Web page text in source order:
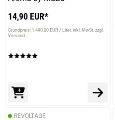
14,90 EUR*
Grundpreis: 1.490,00 EUR / Liter inkl. MwSt. zzgl.
Versand
REVOLTAGE